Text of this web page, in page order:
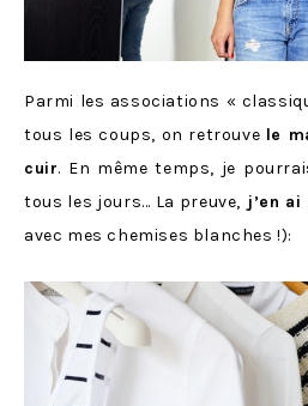
Parmi les associations «
tous les coups, on retrouve le
cuir. En même temps, je
tous les jours… La preuve, j’en
avec mes chemises blanches !):